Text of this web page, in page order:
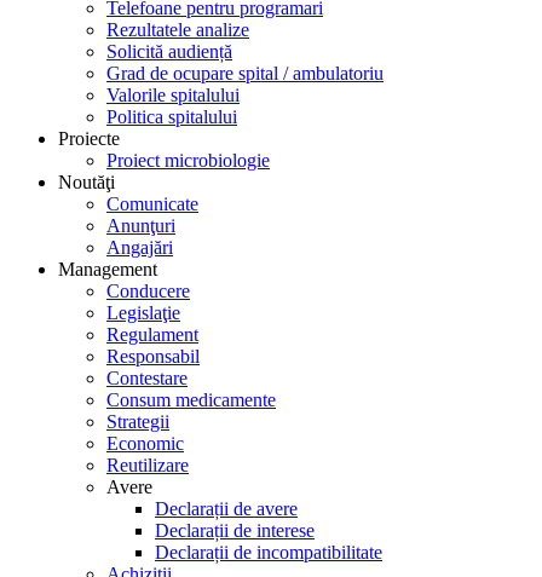
Telefoane pentru programari
Rezultatele analize
Solicită audiență
Grad de ocupare spital / ambulatoriu
Valorile spitalului
Politica spitalului
Proiecte
Proiect microbiologie
Noutăţi
Comunicate
Anunţuri
Angajări
Management
Conducere
Legislaţie
Regulament
Responsabil
Contestare
Consum medicamente
Strategii
Economic
Reutilizare
Avere
Declarații de avere
Declarații de interese
Declarații de incompatibilitate